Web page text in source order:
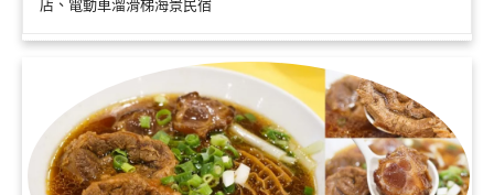
店、電動車溜滑梯海景民宿